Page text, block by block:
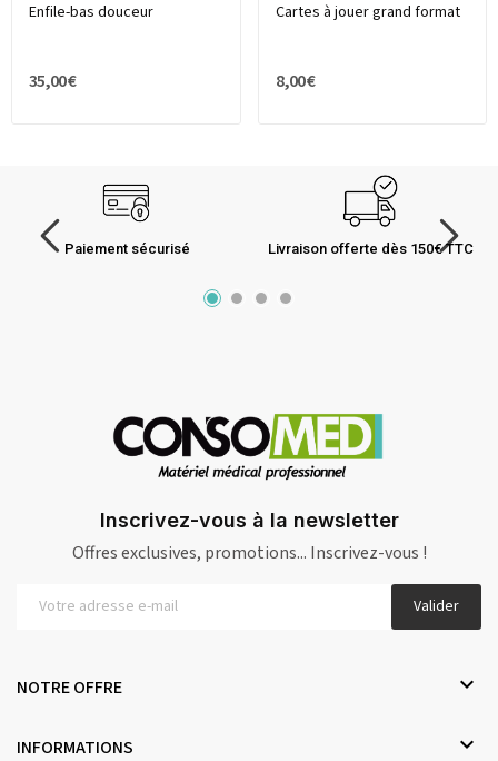
Enfile-bas douceur
35,00 €
Cartes à jouer grand format
8,00 €
Paiement sécurisé Livraison offerte dès 150€ TTC
Inscrivez-vous à la newsletter
Offres exclusives, promotions... Inscrivez-vous !
Valider
NOTRE OFFRE 
INFORMATIONS 